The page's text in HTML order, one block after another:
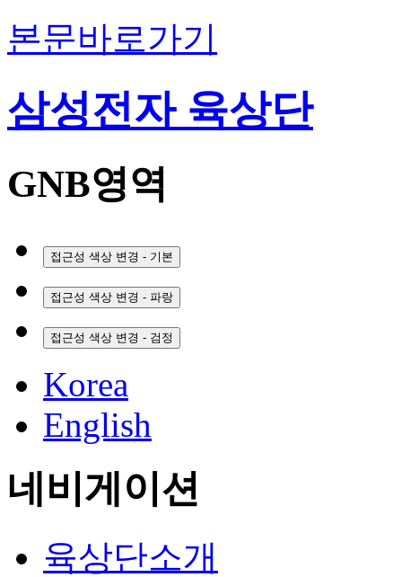
본문바로가기
삼성전자 육상단
GNB영역
접근성 색상 변경 - 기본
접근성 색상 변경 - 파랑
접근성 색상 변경 - 검정
Korea
English
네비게이션
육상단소개